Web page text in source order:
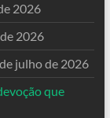
2026
2026
julho de 2026
que